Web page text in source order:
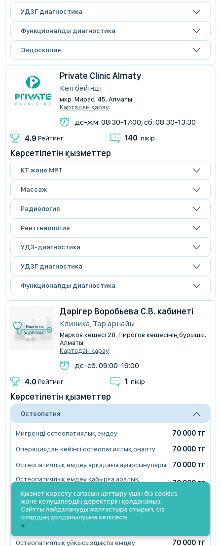
УДЗГ диагностика
Функционалды диагностика
Эндоскопия
Private Clinic Almaty
Көп бейінді
мкр. Мирас, 45, Алматы
Картадан қарау
дс-жм: 08:30-17:00, сб: 08:30-13:30
4.9 Рейтинг 140 пікір
Көрсетілетін қызметтер
КТ және МРТ
Массаж
Радиология
Рентгенология
УДЗ-диагностика
УДЗГ диагностика
Функционалды диагностика
Дәрігер Воробьева С.В. кабинеті
Клиника, Тар арнайы
Марков көшесі 28, Пирогов көшесінің бұрышы,
Алматы
Картадан қарау
дс-сб: 09:00-19:00
4.0 Рейтинг 1 пікір
Көрсетілетін қызметтер
Остеопатия
Мигренді остеопатиялық емдеу 70 000 тг
Операциядан кейінгі остеопатиялық оңалту 70 000 тг
Остеопатиялық емдеу арқадағы ауырсынулары 70 000 тг
Остеопатиялық емдеу қабырға аралық
70 000 тг
Остеопатиялық емдеу құрсақ қуысы
ағзаларының төмендеуі жағдайында
Остеопатиялық жаңа және ескі жарақаттарды
емдеу
Остеопатиялық ұйқысыздықты емдеу 70 000 тг
Қызмет көрсету сапасын арттыру үшін біз cookies
және келушілердің деректерін қолданамыз.
Сайтты пайдалануды жалғастыра отырып, сіз
олардың қолданылуына келісесіз.
×